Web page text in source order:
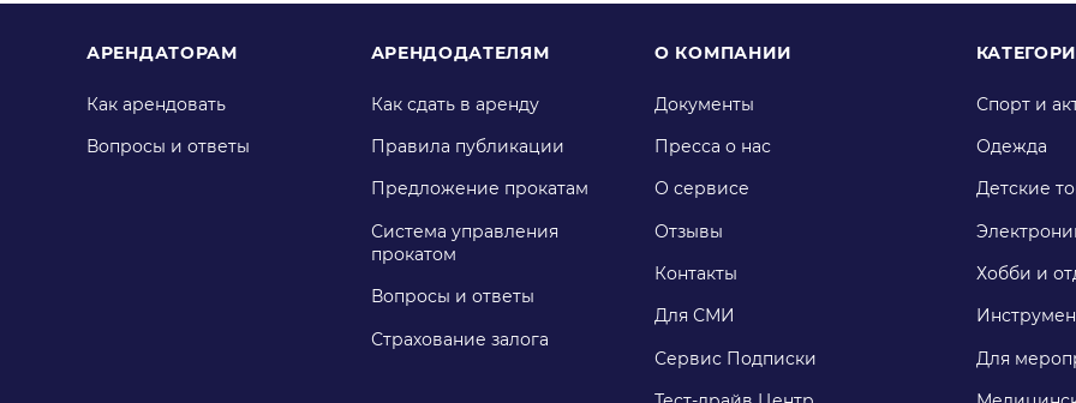
АРЕНДАТОРАМ
Как арендовать
Вопросы и ответы
АРЕНДОДАТЕЛЯМ
Как сдать в аренду
Правила публикации
Предложение прокатам
Система управления
прокатом
Вопросы и ответы
Страхование залога
О КОМПАНИИ
Документы
Пресса о нас
О сервисе
Отзывы
Контакты
Для СМИ
Сервис Подписки
Спорт и
Одежда
Детские
Хобби и
Для